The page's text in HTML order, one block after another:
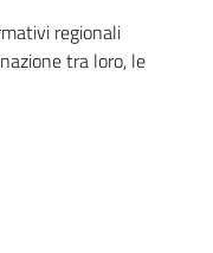
regionali
tra loro, le